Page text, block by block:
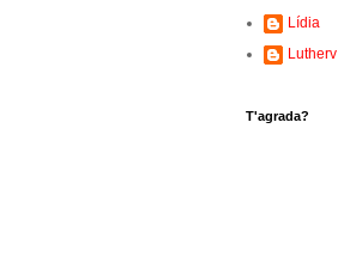
Lídia
Lutherv
T'agrada?